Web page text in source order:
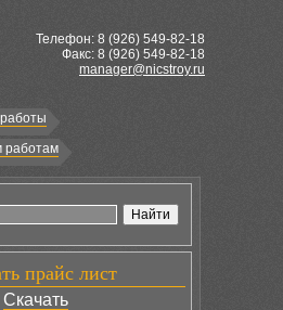
Телефон: 8 (926) 549-82-18
Факс: 8 (926) 549-82-18
manager@nicstroy.ru
работам
прайс лист
Скачать